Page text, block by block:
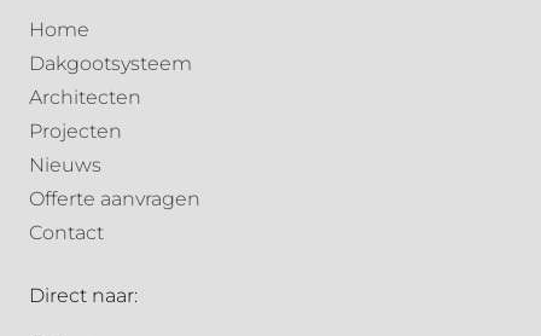
Home
Dakgootsysteem
Architecten
Projecten
Nieuws
Offerte aanvragen
Contact
Direct naar: